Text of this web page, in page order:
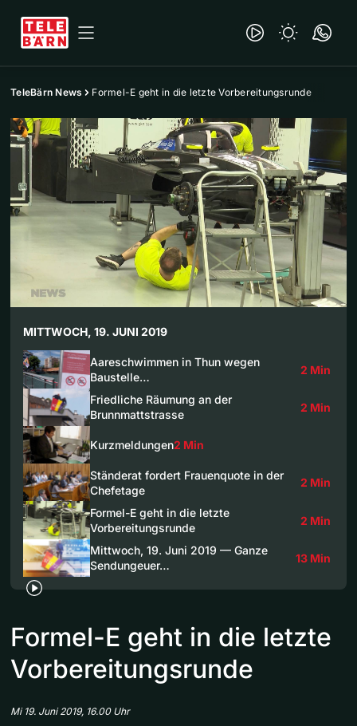
TeleBärn News Formel-E geht in die letzte Vorbereitungsrunde
MITTWOCH, 19. JUNI 2019
Aareschwimmen in Thun wegen
Baustelle…
2 Min
Friedliche Räumung an der
Brunnmattstrasse
2 Min
Kurzmeldungen2 Min
Ständerat fordert Frauenquote in der
Chefetage
2 Min
Formel-E geht in die letzte
Vorbereitungsrunde
2 Min
Mittwoch, 19. Juni 2019 — Ganze
Sendungeuer…
13 Min
Formel-E geht in die letzte
Vorbereitungsrunde
Mi 19. Juni 2019, 16.00 Uhr